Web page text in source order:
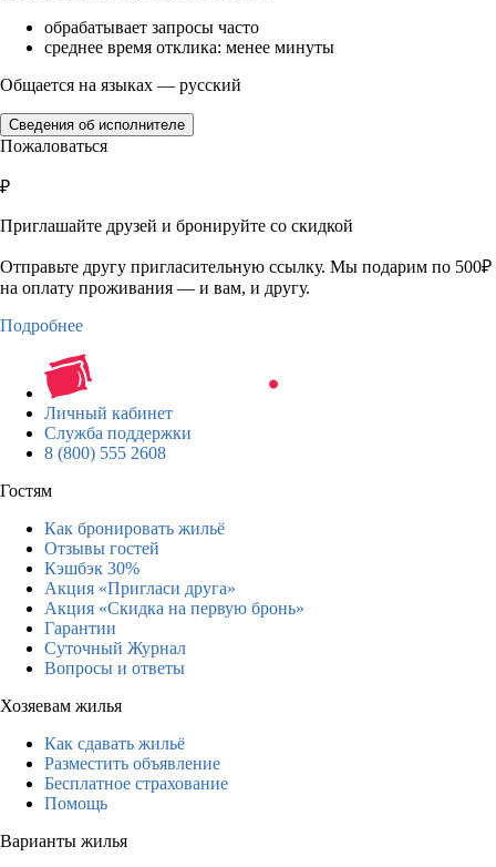
обрабатывает запросы часто
среднее время отклика: менее минуты
Общается на языках — русский
Сведения об исполнителе
Пожаловаться
₽
Приглашайте друзей и бронируйте со скидкой
Отправьте другу пригласительную ссылку. Мы подарим по 500₽
на оплату проживания — и вам, и другу.
Подробнее
Личный кабинет
Служба поддержки
8 (800) 555 2608
Гостям
Как бронировать жильё
Отзывы гостей
Кэшбэк 30%
Акция «Пригласи друга»
Акция «Скидка на первую бронь»
Гарантии
Суточный Журнал
Вопросы и ответы
Хозяевам жилья
Как сдавать жильё
Разместить объявление
Бесплатное страхование
Помощь
Варианты жилья